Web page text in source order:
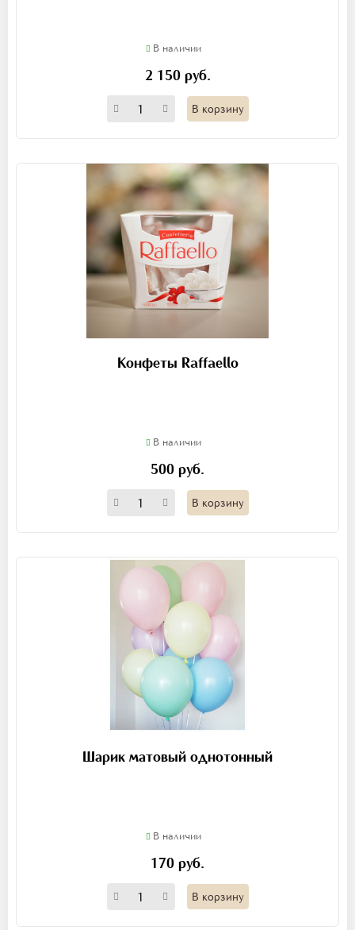
В наличии
2 150 руб.
В корзину
Конфеты Raffaello
В наличии
500 руб.
В корзину
Шарик матовый однотонный
В наличии
170 руб.
В корзину